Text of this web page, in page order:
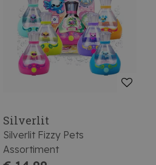
Silverlit
Silverlit Fizzy Pets
Assortiment